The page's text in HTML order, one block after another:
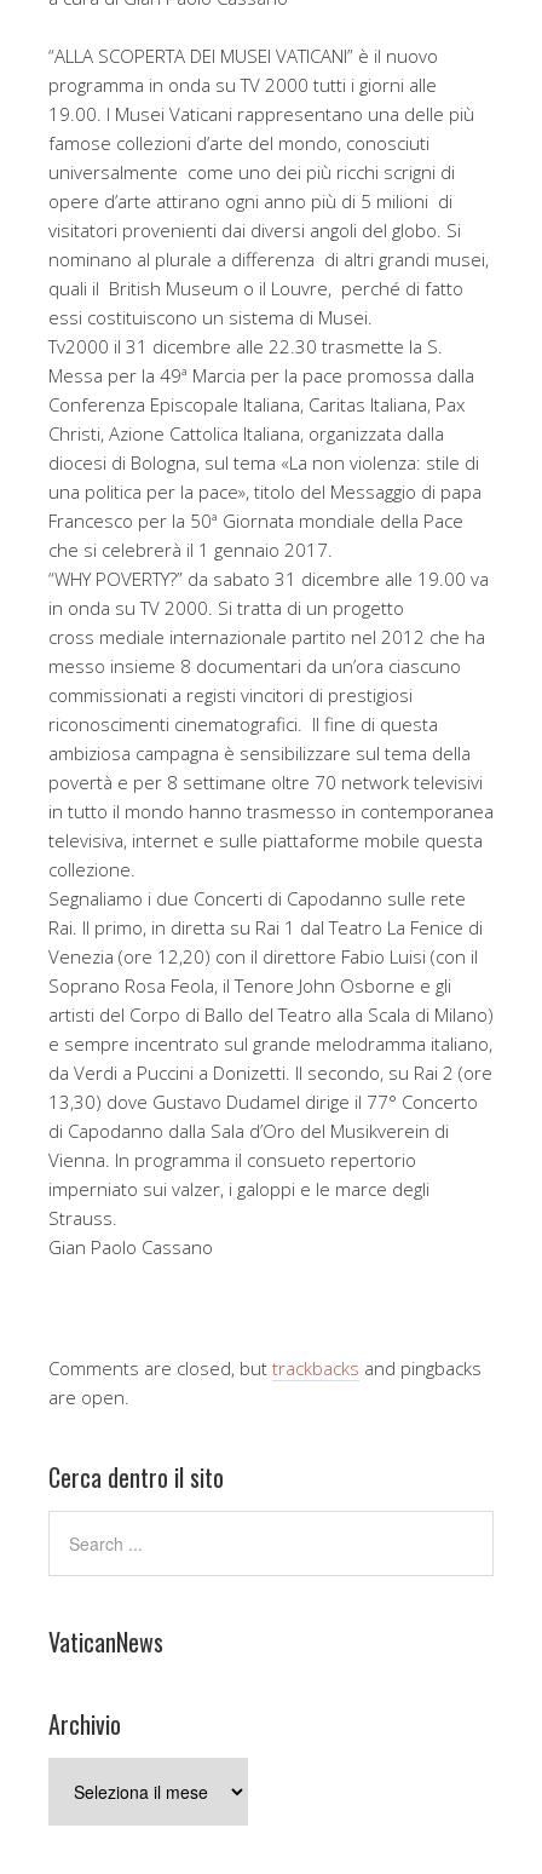
“ALLA SCOPERTA DEI MUSEI VATICANI” è il nuovo
programma in onda su TV 2000 tutti i giorni alle
19.00. I Musei Vaticani rappresentano una delle più
famose collezioni d’arte del mondo, conosciuti
universalmente come uno dei più ricchi scrigni di
opere d’arte attirano ogni anno più di 5 milioni di
visitatori provenienti dai diversi angoli del globo. Si
nominano al plurale a differenza di altri grandi musei,
quali il British Museum o il Louvre, perché di fatto
essi costituiscono un sistema di Musei.
Tv2000 il 31 dicembre alle 22.30 trasmette la S.
Messa per la 49ª Marcia per la pace promossa dalla
Conferenza Episcopale Italiana, Caritas Italiana, Pax
Christi, Azione Cattolica Italiana, organizzata dalla
diocesi di Bologna, sul tema «La non violenza: stile di
una politica per la pace», titolo del Messaggio di papa
Francesco per la 50ª Giornata mondiale della Pace
che si celebrerà il 1 gennaio 2017.
“WHY POVERTY?” da sabato 31 dicembre alle 19.00 va
in onda su TV 2000. Si tratta di un progetto
cross mediale internazionale partito nel 2012 che ha
messo insieme 8 documentari da un’ora ciascuno
commissionati a registi vincitori di prestigiosi
riconoscimenti cinematografici. Il fine di questa
ambiziosa campagna è sensibilizzare sul tema della
povertà e per 8 settimane oltre 70 network televisivi
in tutto il mondo hanno trasmesso in contemporanea
televisiva, internet e sulle piattaforme mobile questa
collezione.
Segnaliamo i due Concerti di Capodanno sulle rete
Rai. Il primo, in diretta su Rai 1 dal Teatro La Fenice di
Venezia (ore 12,20) con il direttore Fabio Luisi (con il
Soprano Rosa Feola, il Tenore John Osborne e gli
artisti del Corpo di Ballo del Teatro alla Scala di Milano)
e sempre incentrato sul grande melodramma italiano,
da Verdi a Puccini a Donizetti. Il secondo, su Rai 2 (ore
13,30) dove Gustavo Dudamel dirige il 77° Concerto
di Capodanno dalla Sala d’Oro del Musikverein di
Vienna. In programma il consueto repertorio
imperniato sui valzer, i galoppi e le marce degli
Strauss.
Gian Paolo Cassano
Comments are closed, but trackbacks and pingbacks
are open.
Cerca dentro il sito
VaticanNews
Archivio